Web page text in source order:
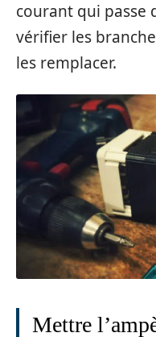
courant qui passe
vérifier les
les remplacer.
Mettre